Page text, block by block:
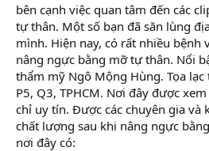
bên cạnh việc quan tâm đến các
tự thân. Một số bạn đã săn lùng
mình. Hiện nay, có rất nhiều bệnh
nâng ngực bằng mỡ tự thân. Nổi
thẩm mỹ Ngô Mộng Hùng. Tọa
P5, Q3, TPHCM. Nơi đây được
chỉ uy tín. Được các chuyên gia và
chất lượng sau khi nâng ngực
nơi đây có: